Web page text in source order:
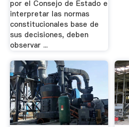
por el Consejo de Estado e
interpretar las normas
constitucionales base de
sus decisiones, deben
observar ...